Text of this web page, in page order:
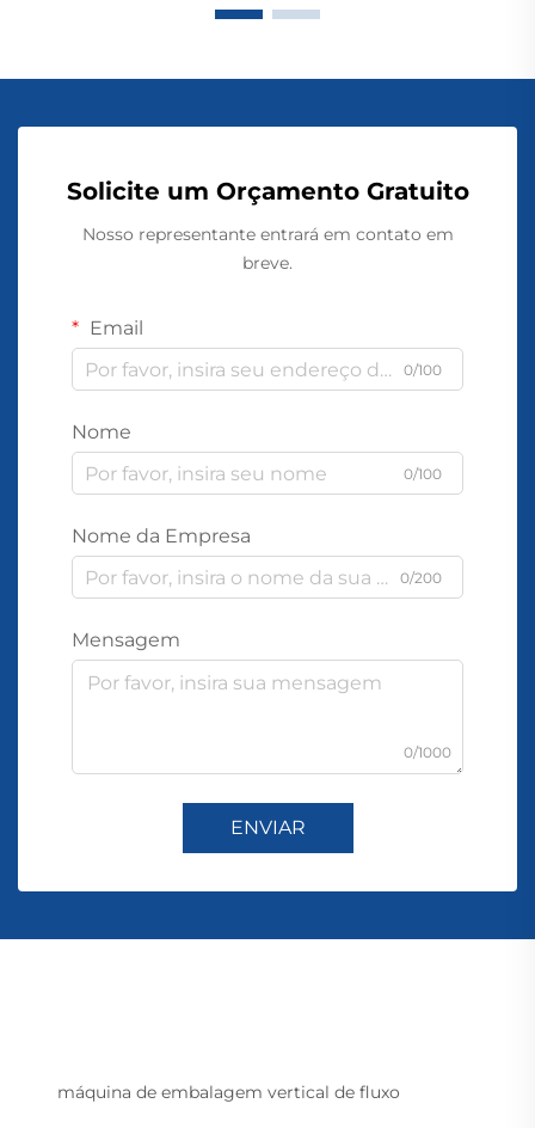
Solicite um Orçamento Gratuito
Nosso representante entrará em contato em
breve.
Email
0/100
Nome
0/100
Nome da Empresa
0/200
Mensagem
0/1000
ENVIAR
máquina de embalagem vertical de fluxo